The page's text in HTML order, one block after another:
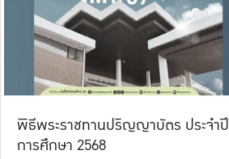
พิธีพระราชทานปริญญาบัตร ประจำปี
การศึกษา 2568